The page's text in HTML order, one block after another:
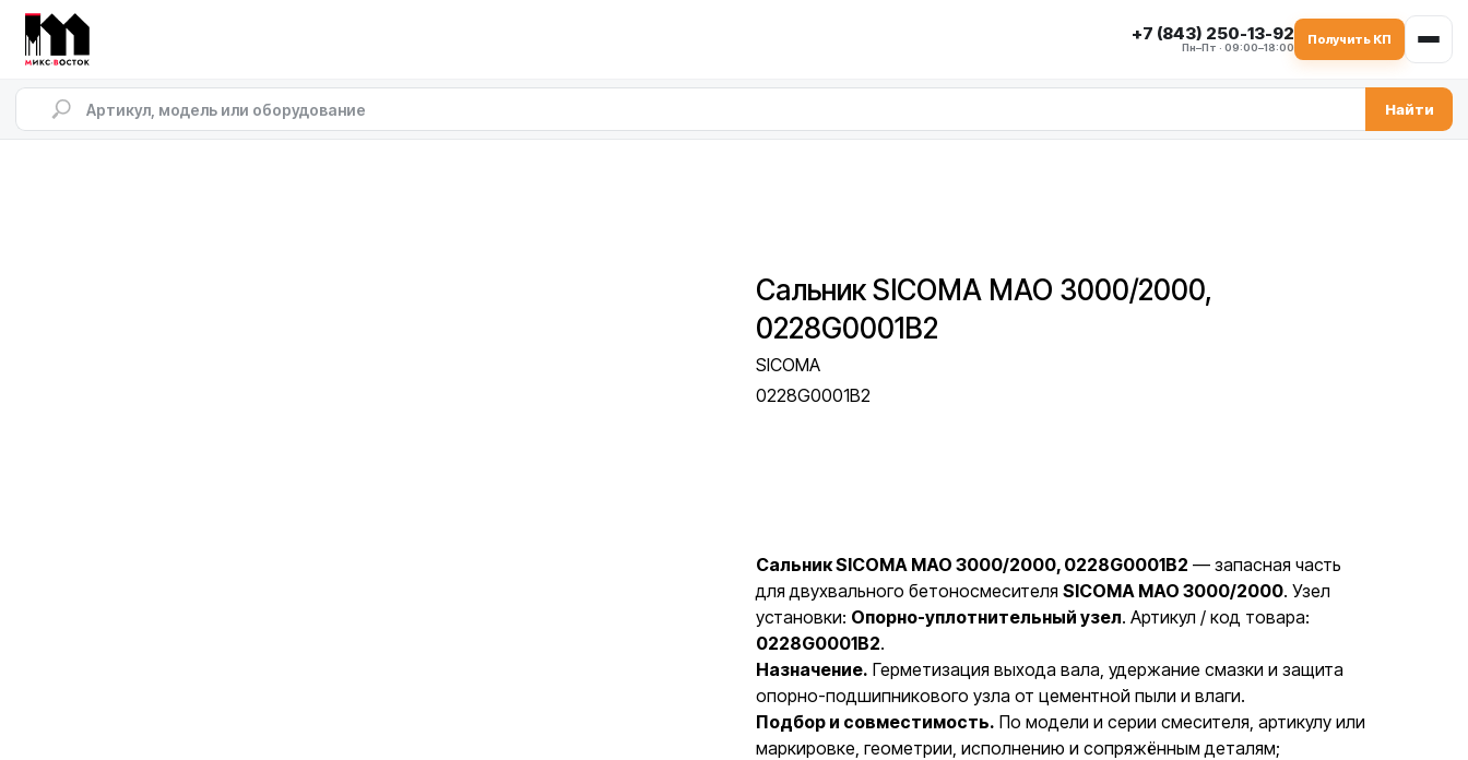
+7 (843) 250-13-92
Пн–Пт · 09:00–18:00
Получить КП
Найти
Сальник SICOMA MAO 3000/2000,
0228G0001B2
SICOMA
0228G0001B2
Сальник SICOMA MAO 3000/2000, 0228G0001B2 — запасная часть
для двухвального бетоносмесителя SICOMA MAO 3000/2000. Узел
установки: Опорно-уплотнительный узел. Артикул / код товара:
0228G0001B2.
Назначение. Герметизация выхода вала, удержание смазки и защита
опорно-подшипникового узла от цементной пыли и влаги.
Подбор и совместимость. По модели и серии смесителя, артикулу или
маркировке, геометрии, исполнению и сопряжённым деталям;